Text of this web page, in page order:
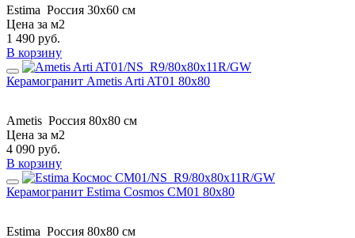
Estima Россия 30x60 см
Цена за м2
1 490 руб.
В корзину
Керамогранит Ametis Arti AT01 80x80
Ametis Россия 80x80 см
Цена за м2
4 090 руб.
В корзину
Керамогранит Estima Cosmos CM01 80x80
Estima Россия 80x80 см